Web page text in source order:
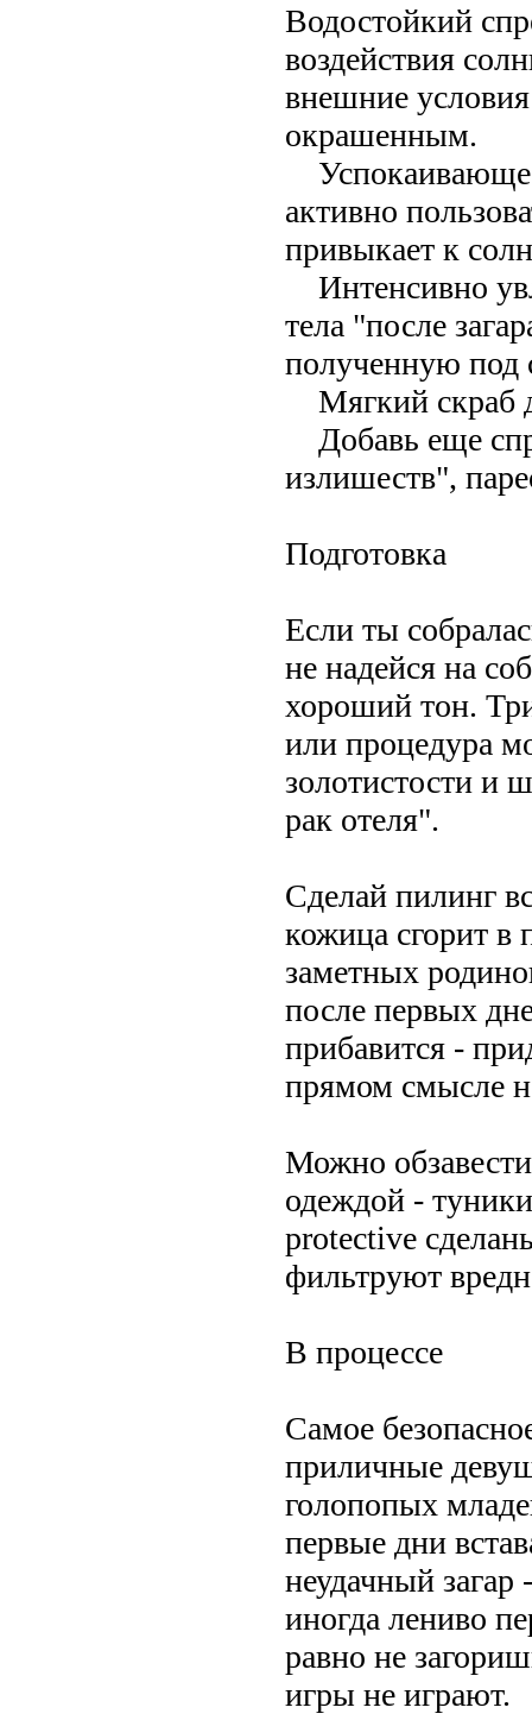
Водостойкий
воздействия
внешние
окрашенным.
активно
привыкает к
Интенсивно
тела "после
полученную под
Мягкий скраб
Добавь еще
излишеств",
Подготовка
Если ты
не надейся на
хороший тон.
или процедура
золотистости и
рак отеля".
Сделай пилинг
кожица сгорит в
заметных
после первых
прибавится -
прямом смысле
Можно
одеждой -
protective
фильтруют
В процессе
Самое
приличные
голопопых
первые дни
неудачный загар
иногда лениво
равно не
игры не играют.